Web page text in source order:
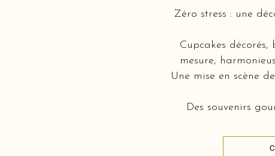
Zéro stress : une
Cupcakes décorés,
mesure,
Une mise en scène
Des souvenirs